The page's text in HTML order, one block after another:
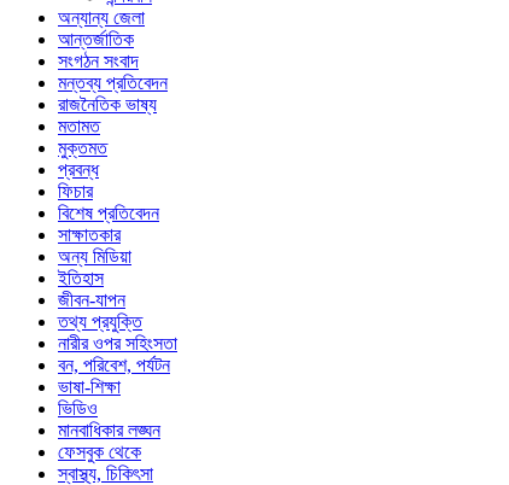
অন্যান্য জেলা
আন্তর্জাতিক
সংগঠন সংবাদ
মন্তব্য প্রতিবেদন
রাজনৈতিক ভাষ্য
মতামত
মুক্তমত
প্রবন্ধ
ফিচার
বিশেষ প্রতিবেদন
সাক্ষাতকার
অন্য মিডিয়া
ইতিহাস
জীবন-যাপন
তথ্য প্রযুক্তি
নারীর ওপর সহিংসতা
বন, পরিবেশ, পর্যটন
ভাষা-শিক্ষা
ভিডিও
মানবাধিকার লঙ্ঘন
ফেসবুক থেকে
স্বাস্থ্য, চিকিৎসা